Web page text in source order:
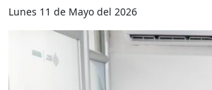
Lunes 11 de Mayo del 2026